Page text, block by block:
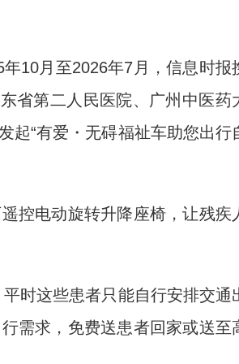
10月至2026年7月，信息时报
省第二人民医院、广州中医药
起“有爱・无碍福祉车助您出行
控电动旋转升降座椅，让残疾
时这些患者只能自行安排交通
需求，免费送患者回家或送至